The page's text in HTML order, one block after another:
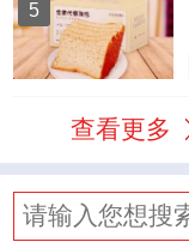
5
查看更多